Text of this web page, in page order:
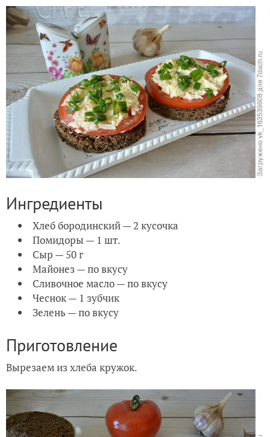
Ингредиенты
Хлеб бородинский — 2 кусочка
Помидоры — 1 шт.
Сыр — 50 г
Майонез — по вкусу
Сливочное масло — по вкусу
Чеснок — 1 зубчик
Зелень — по вкусу
Приготовление
Вырезаем из хлеба кружок.